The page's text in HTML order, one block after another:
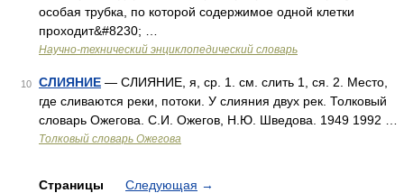
особая трубка, по которой содержимое одной клетки
проходит&#8230; …
Научно-технический энциклопедический словарь
10 СЛИЯНИЕ — СЛИЯНИЕ, я, ср. 1. см. слить 1, ся. 2. Место,
где сливаются реки, потоки. У слияния двух рек. Толковый
словарь Ожегова. С.И. Ожегов, Н.Ю. Шведова. 1949 1992 …
Толковый словарь Ожегова
Страницы Следующая →